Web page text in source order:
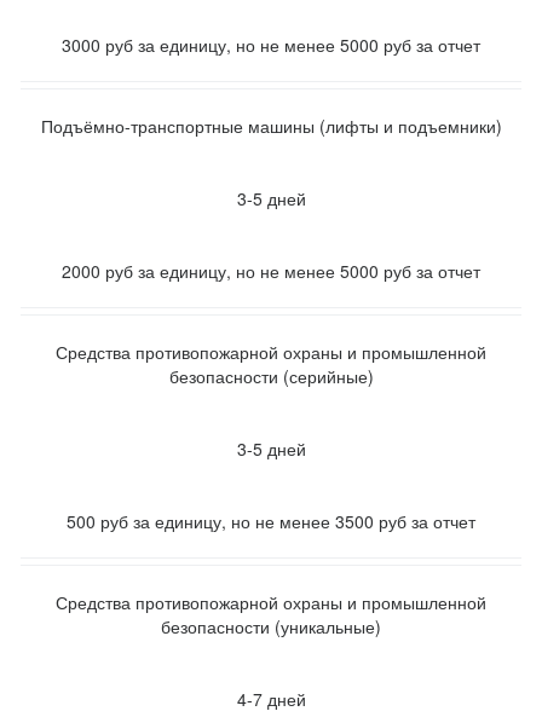
3000 руб за единицу, но не менее 5000 руб за отчет
Подъёмно-транспортные машины (лифты и подъемники)
3-5 дней
2000 руб за единицу, но не менее 5000 руб за отчет
Средства противопожарной охраны и промышленной
безопасности (серийные)
3-5 дней
500 руб за единицу, но не менее 3500 руб за отчет
Средства противопожарной охраны и промышленной
безопасности (уникальные)
4-7 дней